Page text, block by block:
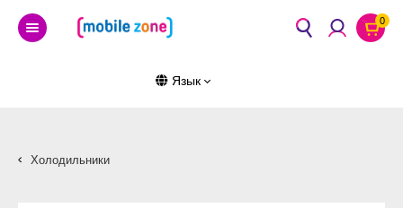
0
Язык
Холодильники